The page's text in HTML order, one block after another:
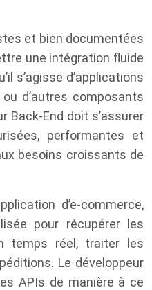
et bien documentées
une intégration fluide
s’agisse d’applications
d’autres composants
Back-End doit s’assurer
performantes et
besoins croissants de
d’e-commerce,
pour récupérer les
temps réel, traiter les
Le développeur
APIs de manière à ce